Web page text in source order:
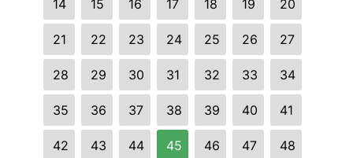
14 15 16 17 18 19 20
21 22 23 24 25 26 27
28 29 30 31 32 33 34
35 36 37 38 39 40 41
42 43 44 45 46 47 48